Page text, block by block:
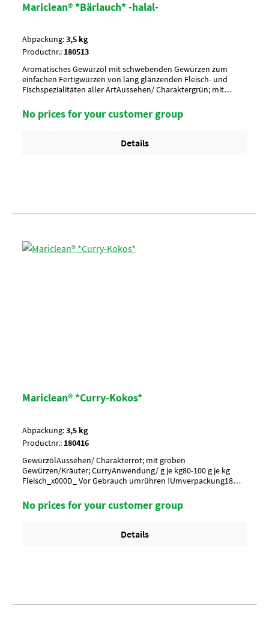
Mariclean® *Bärlauch* -halal-
Abpackung:3,5 kg
Productnr.: 180513
Aromatisches Gewürzöl mit schwebenden Gewürzen zum
einfachen Fertigwürzen von lang glänzenden Fleisch- und
Fischspezialitäten aller ArtAussehen/ Charaktergrün; mit
Geschnetzeltes_x000D_ Vor Gebrauch umrühren
!Umverpackung18 Eimer a 3,5 kg per Lage/ 6 Lagen per Palette
No prices for your customer group
Details
Mariclean® *Curry-Kokos*
Abpackung:3,5 kg
Productnr.: 180416
GewürzölAussehen/ Charakterrot; mit groben
Gewürzen/Kräuter; CurryAnwendung/ g je kg80-100 g je kg
Fleisch_x000D_ Vor Gebrauch umrühren !Umverpackung18
StatusHalal zertifiziert
No prices for your customer group
Details